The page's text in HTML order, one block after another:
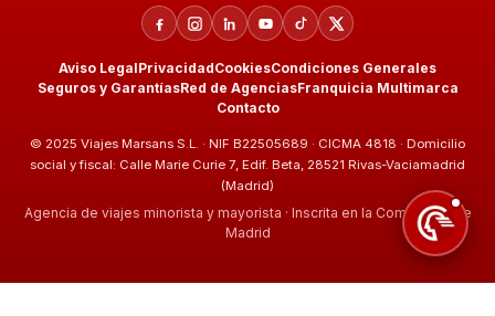
Aviso LegalPrivacidadCookiesCondiciones Generales
Seguros y GarantíasRed de AgenciasFranquicia Multimarca
Contacto
© 2025 Viajes Marsans S.L. · NIF B22505689 · CICMA 4818 · Domicilio
social y fiscal: Calle Marie Curie 7, Edif. Beta, 28521 Rivas-Vaciamadrid
(Madrid)
Agencia de viajes minorista y mayorista · Inscrita en la Comunidad de
Madrid